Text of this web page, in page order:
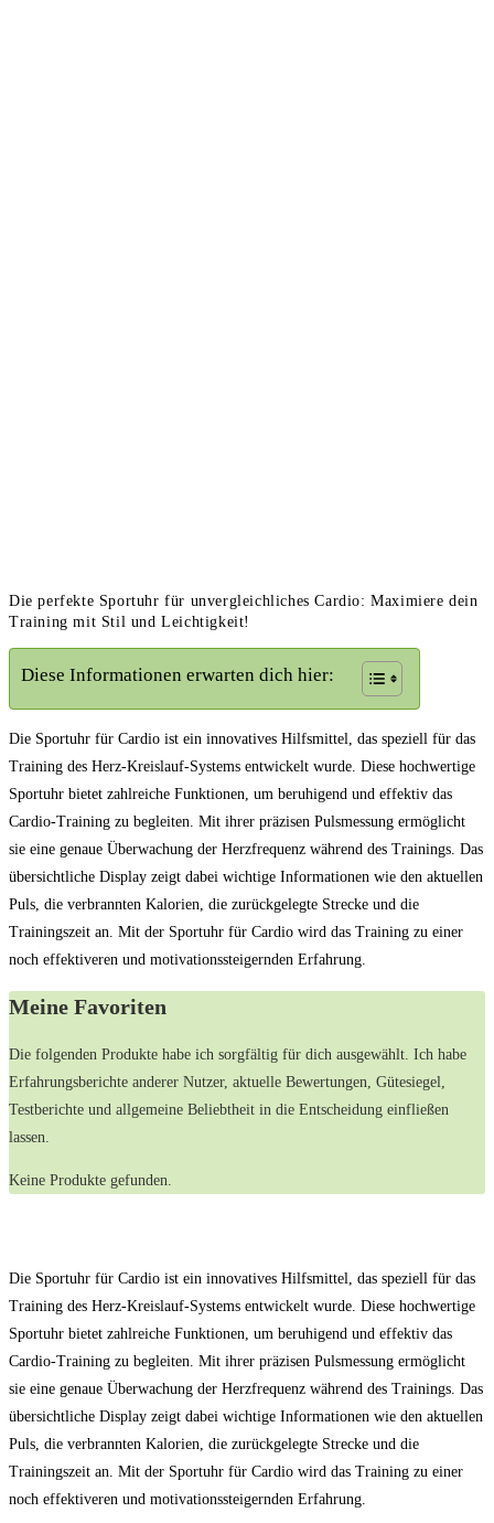
Die perfekte Sportuhr für unvergleichliches Cardio: Maximiere dein
Training mit Stil und Leichtigkeit!
Diese Informationen erwarten dich hier:
Die Sportuhr für Cardio ist ein innovatives Hilfsmittel, das speziell für das
Training des Herz-Kreislauf-Systems entwickelt wurde. Diese hochwertige
Sportuhr bietet zahlreiche Funktionen, um beruhigend und effektiv das
Cardio-Training zu begleiten. Mit ihrer präzisen Pulsmessung ermöglicht
sie eine genaue Überwachung der Herzfrequenz während des Trainings. Das
übersichtliche Display zeigt dabei wichtige Informationen wie den aktuellen
Puls, die verbrannten Kalorien, die zurückgelegte Strecke und die
Trainingszeit an. Mit der Sportuhr für Cardio wird das Training zu einer
noch effektiveren und motivationssteigernden Erfahrung.
Meine Favoriten
Die folgenden Produkte‌ habe ich sorgfältig für dich ausgewählt. ⁢Ich habe
Erfahrungsberichte anderer ‌Nutzer, aktuelle Bewertungen, Gütesiegel,
Testberichte und allgemeine Beliebtheit in die Entscheidung einfließen⁤
lassen.
Keine Produkte gefunden.
Die Sportuhr für Cardio ist ein innovatives Hilfsmittel, das speziell für das
Training des Herz-Kreislauf-Systems entwickelt wurde. Diese hochwertige
Sportuhr bietet zahlreiche Funktionen, um beruhigend und effektiv das
Cardio-Training zu begleiten. Mit ihrer präzisen Pulsmessung ermöglicht
sie eine genaue Überwachung der Herzfrequenz während des Trainings. Das
übersichtliche Display zeigt dabei wichtige Informationen wie den aktuellen
Puls, die verbrannten Kalorien, die zurückgelegte Strecke und die
Trainingszeit an. Mit der Sportuhr für Cardio wird das Training zu einer
noch effektiveren und motivationssteigernden Erfahrung.